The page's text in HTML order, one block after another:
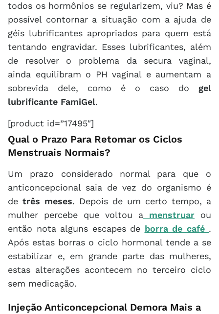
todos os hormônios se regularizem, viu? Mas é
possível contornar a situação com a ajuda de
géis lubrificantes apropriados para quem está
tentando engravidar. Esses lubrificantes, além
de resolver o problema da secura vaginal,
ainda equilibram o PH vaginal e aumentam a
sobrevida dele, como é o caso do gel
lubrificante FamiGel.
[product id=”17495″]
Qual o Prazo Para Retomar os Ciclos
Menstruais Normais?
Um prazo considerado normal para que o
anticoncepcional saia de vez do organismo é
de três meses. Depois de um certo tempo, a
mulher percebe que voltou a menstruar ou
então nota alguns escapes de borra de café .
Após estas borras o ciclo hormonal tende a se
estabilizar e, em grande parte das mulheres,
estas alterações acontecem no terceiro ciclo
sem medicação.
Injeção Anticoncepcional Demora Mais a